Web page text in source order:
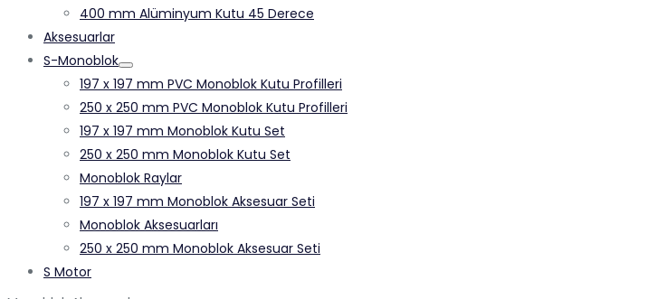
400 mm Alüminyum Kutu 45 Derece
Aksesuarlar
S-Monoblok
197 x 197 mm PVC Monoblok Kutu Profilleri
250 x 250 mm PVC Monoblok Kutu Profilleri
197 x 197 mm Monoblok Kutu Set
250 x 250 mm Monoblok Kutu Set
Monoblok Raylar
197 x 197 mm Monoblok Aksesuar Seti
Monoblok Aksesuarları
250 x 250 mm Monoblok Aksesuar Seti
S Motor